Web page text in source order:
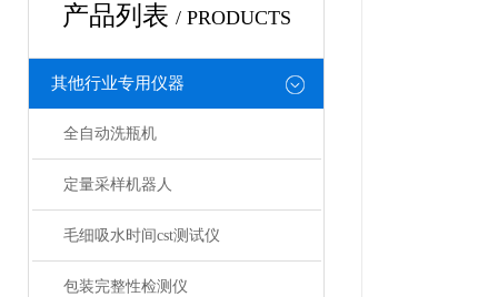
产品列表 / PRODUCTS
其他行业专用仪器
全自动洗瓶机
定量采样机器人
毛细吸水时间cst测试仪
包装完整性检测仪